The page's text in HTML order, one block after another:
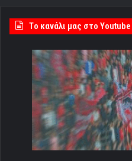
Tο κανάλι μας στο Youtube